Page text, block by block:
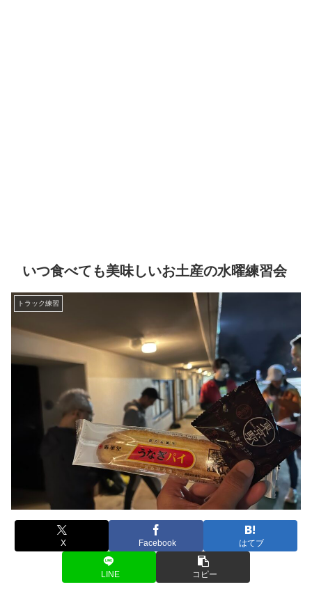
いつ食べても美味しいお土産の水曜練習会
トラック練習
X Facebook はてブ
LINE コピー